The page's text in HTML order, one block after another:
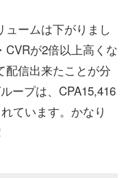
ームは下がりまし
CVRが2倍以上高くな
配信出来たことが分
ープは、CPA15,416
ています。かなり